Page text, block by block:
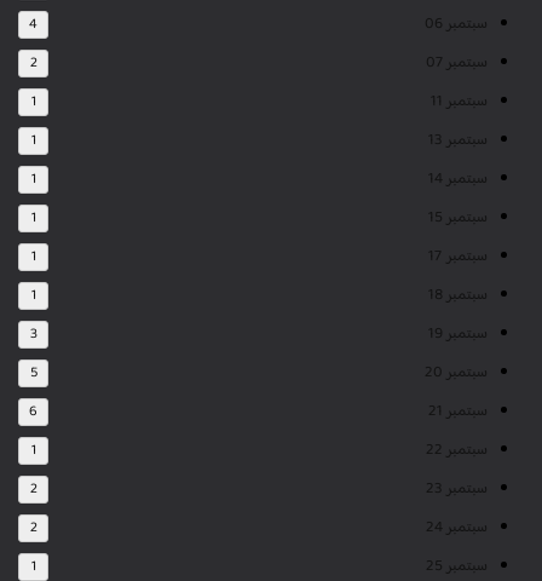
سبتمبر 06 4
سبتمبر 07 2
سبتمبر 11 1
سبتمبر 13 1
سبتمبر 14 1
سبتمبر 15 1
سبتمبر 17 1
سبتمبر 18 1
سبتمبر 19 3
سبتمبر 20 5
سبتمبر 21 6
سبتمبر 22 1
سبتمبر 23 2
سبتمبر 24 2
سبتمبر 25 1